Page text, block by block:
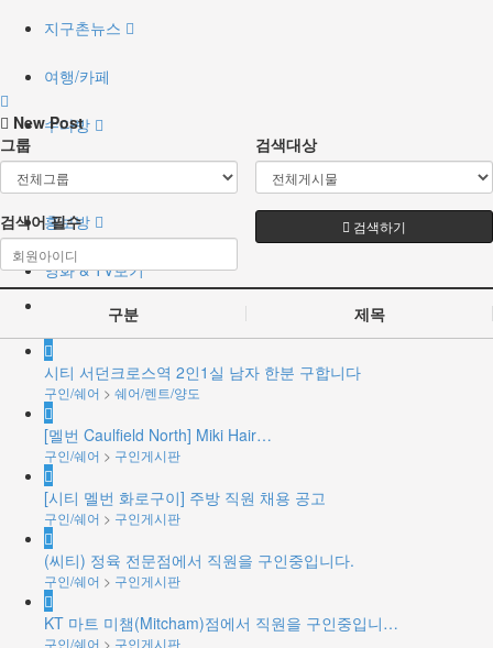
지구촌뉴스
여행/카페
수다방
구인/쉐어
홍보방
영화 & TV보기
New Post
그룹
검색대상
검색어필수 검색하기
구분 제목
시티 서던크로스역 2인1실 남자 한분 구합니다
구인/쉐어 > 쉐어/렌트/양도
[멜번 Caulfield North] Miki Hair…
구인/쉐어 > 구인게시판
[시티 멜번 화로구이] 주방 직원 채용 공고
구인/쉐어 > 구인게시판
(씨티) 정육 전문점에서 직원을 구인중입니다.
구인/쉐어 > 구인게시판
KT 마트 미챔(Mitcham)점에서 직원을 구인중입니…
구인/쉐어 > 구인게시판